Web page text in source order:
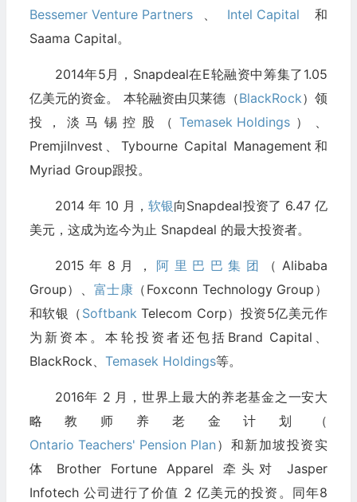
Bessemer Venture Partners、 Intel Capital 和
Saama Capital。
2014年5月，Snapdeal在E轮融资中筹集了1.05
亿美元的资金。 本轮融资由贝莱德（BlackRock）领
投，淡马锡控股（ Temasek Holdings）、
PremjiInvest、Tybourne Capital Management和
Myriad Group跟投。
2014 年 10 月，软银向Snapdeal投资了 6.47 亿
美元，这成为迄今为止 Snapdeal 的最大投资者。
2015年8月， 阿里巴巴集团
（Alibaba
Group）、 富士康 （Foxconn Technology Group）
和软银（ SoftbankTelecom Corp）投资5亿美元作
为新资本。本轮投资者还包括Brand Capital、
BlackRock、 Temasek Holdings等。
2016年 2 月，世界上最大的养老基金之一安大
略教师养老金计划（
Ontario Teachers' Pension Plan ）和新加坡投资实
体 Brother Fortune Apparel 牵头对 Jasper
Infotech 公司进行了价值 2 亿美元的投资。同年8